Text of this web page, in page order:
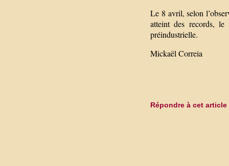
Le 8 avril, selon
atteint des records,
préindustrielle.
Mickaël Correia
Répondre à cet article